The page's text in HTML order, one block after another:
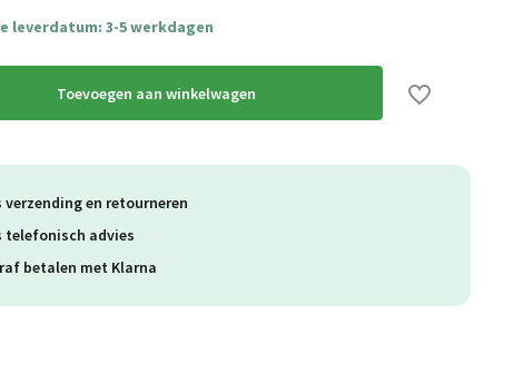
leverdatum: 3-5 werkdagen
Toevoegen aan winkelwagen
verzending en retourneren
telefonisch advies
betalen met Klarna